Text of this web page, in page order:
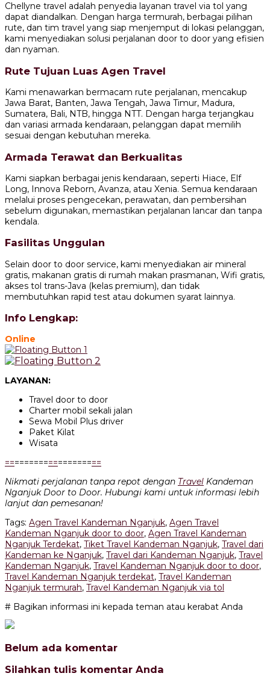
Chellyne travel adalah penyedia layanan travel via tol yang
dapat diandalkan. Dengan harga termurah, berbagai pilihan
rute, dan tim travel yang siap menjemput di lokasi pelanggan,
kami menyediakan solusi perjalanan door to door yang efisien
dan nyaman.
Rute Tujuan Luas Agen Travel
Kami menawarkan bermacam rute perjalanan, mencakup
Jawa Barat, Banten, Jawa Tengah, Jawa Timur, Madura,
Sumatera, Bali, NTB, hingga NTT. Dengan harga terjangkau
dan variasi armada kendaraan, pelanggan dapat memilih
sesuai dengan kebutuhan mereka.
Armada Terawat dan Berkualitas
Kami siapkan berbagai jenis kendaraan, seperti Hiace, Elf
Long, Innova Reborn, Avanza, atau Xenia. Semua kendaraan
melalui proses pengecekan, perawatan, dan pembersihan
sebelum digunakan, memastikan perjalanan lancar dan tanpa
kendala.
Fasilitas Unggulan
Selain door to door service, kami menyediakan air mineral
gratis, makanan gratis di rumah makan prasmanan, Wifi gratis,
akses tol trans-Java (kelas premium), dan tidak
membutuhkan rapid test atau dokumen syarat lainnya.
Info Lengkap:
Online
LAYANAN:
Travel door to door
Charter mobil sekali jalan
Sewa Mobil Plus driver
Paket Kilat
Wisata
====================
Nikmati perjalanan tanpa repot dengan Travel Kandeman
Nganjuk Door to Door. Hubungi kami untuk informasi lebih
lanjut dan pemesanan!
Tags: Agen Travel Kandeman Nganjuk, Agen Travel
Kandeman Nganjuk door to door, Agen Travel Kandeman
Nganjuk Terdekat, Tiket Travel Kandeman Nganjuk, Travel dari
Kandeman ke Nganjuk, Travel dari Kandeman Nganjuk, Travel
Kandeman Nganjuk, Travel Kandeman Nganjuk door to door,
Travel Kandeman Nganjuk terdekat, Travel Kandeman
Nganjuk termurah, Travel Kandeman Nganjuk via tol
# Bagikan informasi ini kepada teman atau kerabat Anda
Belum ada komentar
Silahkan tulis komentar Anda